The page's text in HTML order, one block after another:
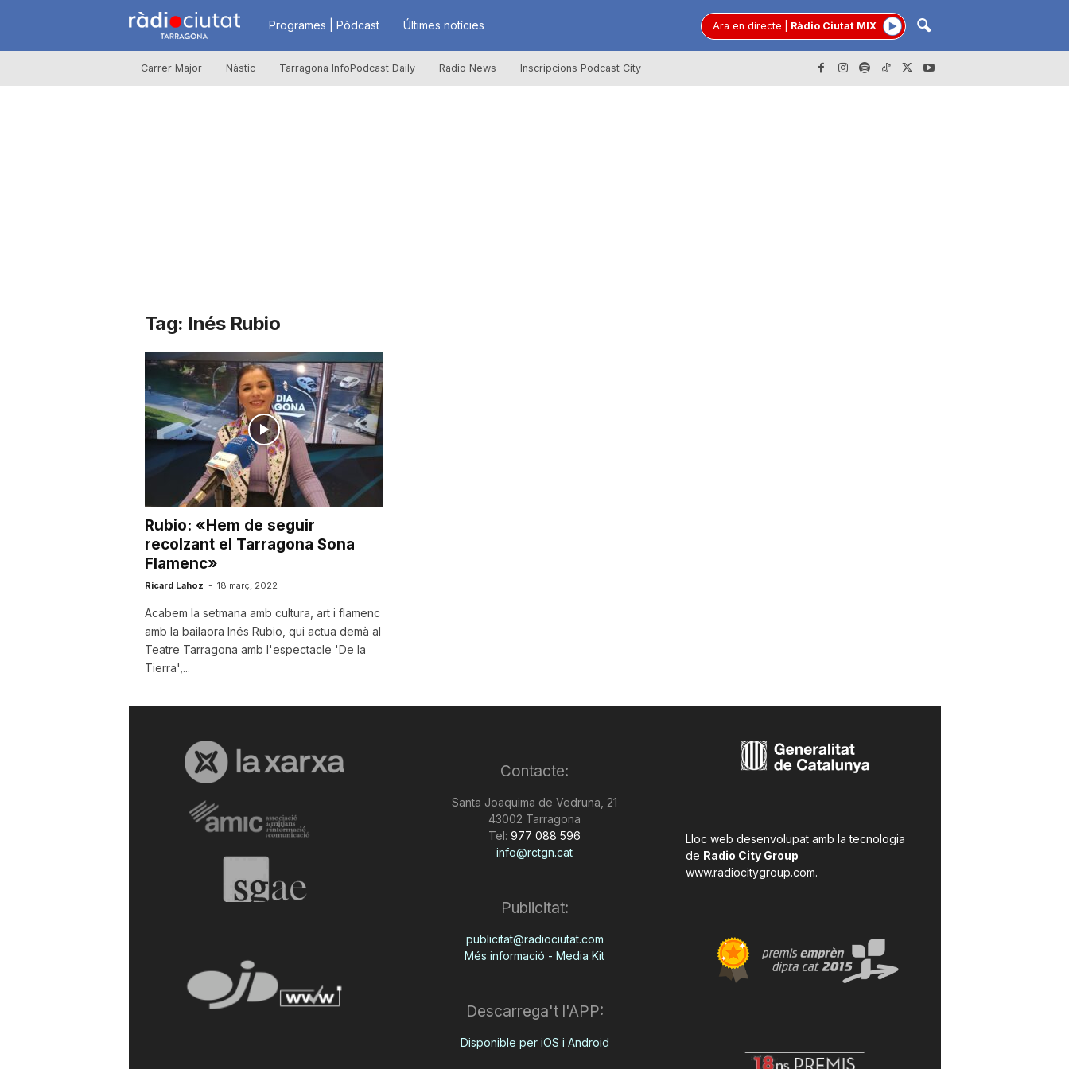
R
à
i
u
t
a
t
d
e
a
o
Programes | Pòdcast Últimes notícies Ara en directe Ràdio Ciutat MIX
Carrer Major Nàstic Tarragona InfoPodcast Daily Radio News Inscripcions Podcast City
Tag: Inés Rubio
Rubio: «Hem de seguir
recolzant el Tarragona Sona
Flamenc»
Ricard Lahoz - 18 març, 2022
Acabem la setmana amb cultura, art i flamenc
amb la bailaora Inés Rubio, qui actua demà al
Teatre Tarragona amb l'espectacle 'De la
Tierra',...
Contacte:
Santa Joaquima de Vedruna, 21
43002 Tarragona
Tel: 977 088 596
info@rctgn.cat
Publicitat:
publicitat@radiociutat.com
Més informació - Media Kit
Descarrega't l'APP:
Disponible per iOS i Android
Lloc web desenvolupat amb la tecnologia
de Radio City Group
www.radiocitygroup.com.